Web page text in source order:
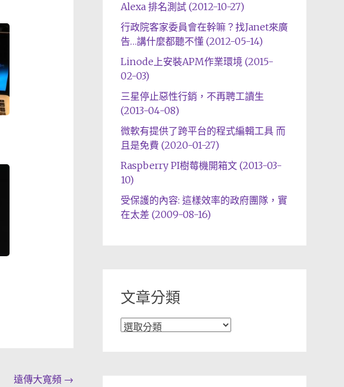
遠傳大寬頻 →
Alexa 排名測試 (2012-10-27)
行政院客家委員會在幹嘛？找Janet來廣
告…講什麼都聽不懂 (2012-05-14)
Linode上安裝APM作業環境 (2015-
02-03)
三星停止惡性行銷，不再聘工讀生
(2013-04-08)
微軟有提供了跨平台的程式編輯工具 而
且是免費 (2020-01-27)
Raspberry PI樹莓機開箱文 (2013-03-
10)
受保護的內容: 這樣效率的政府團隊，實
在太差 (2009-08-16)
文章分類
文